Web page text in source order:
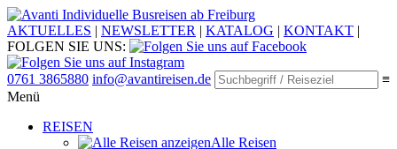
Individuelle Busreisen ab Freiburg
AKTUELLES | NEWSLETTER | KATALOG | KONTAKT |
FOLGEN SIE UNS:
0761 3865880 info@avantireisen.de
≡
Menü
REISEN
Alle Reisen